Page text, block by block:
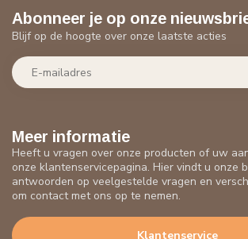
Meer informatie
Heeft u vragen over onze producten of uw
onze klantenservicepagina. Hier vindt u onze
antwoorden op veelgestelde vragen en
om contact met ons op te nemen.
Klantenservice
Abonneer je op onze
Blijf op de hoogte over onze laatste acties